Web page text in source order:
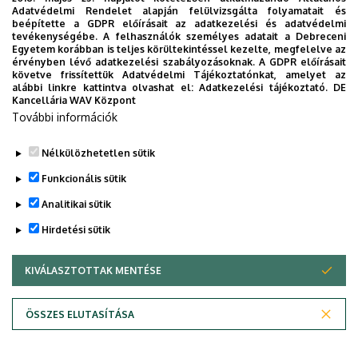
Adatvédelem
Adatvédelmi Rendelet alapján felülvizsgálta folyamatait és
beépítette a GDPR előírásait az adatkezelési és adatvédelmi
tevékenységébe. A felhasználók személyes adatait a Debreceni
Egyetem korábban is teljes körültekintéssel kezelte, megfelelve az
érvényben lévő adatkezelési szabályozásoknak. A GDPR előírásait
követve frissítettük Adatvédelmi Tájékoztatónkat, amelyet az
alábbi linkre kattintva olvashat el:Adatkezelési tájékoztató. DE
Kancellária WAV Központ
További információk
Nélkülözhetetlen sütik
Funkcionális sütik
Analitikai sütik
Hirdetési sütik
KIVÁLASZTOTTAK MENTÉSE
ÖSSZES ELUTASÍTÁSA
WITHDRAW CONSENT